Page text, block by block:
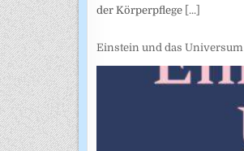
der Körperpflege [...]
Einstein und das Universum